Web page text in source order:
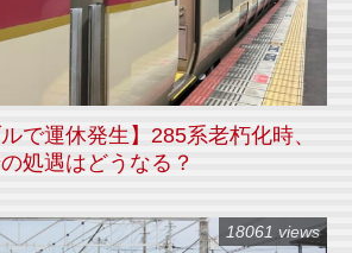
で運休発生】285系老朽化時、
処遇はどうなる？
18061 views